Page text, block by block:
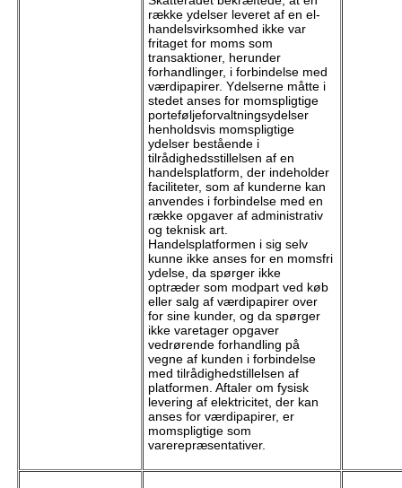
række ydelser leveret af en el-
handelsvirksomhed ikke var
fritaget for moms som
transaktioner, herunder
forhandlinger, i forbindelse med
værdipapirer. Ydelserne måtte i
stedet anses for momspligtige
porteføljeforvaltningsydelser
henholdsvis momspligtige
ydelser bestående i
tilrådighedsstillelsen af en
handelsplatform, der indeholder
faciliteter, som af kunderne kan
anvendes i forbindelse med en
række opgaver af administrativ
og teknisk art.
Handelsplatformen i sig selv
kunne ikke anses for en momsfri
ydelse, da spørger ikke
optræder som modpart ved køb
eller salg af værdipapirer over
for sine kunder, og da spørger
ikke varetager opgaver
vedrørende forhandling på
vegne af kunden i forbindelse
med tilrådighedstillelsen af
platformen. Aftaler om fysisk
levering af elektricitet, der kan
anses for værdipapirer, er
momspligtige som
varerepræsentativer.